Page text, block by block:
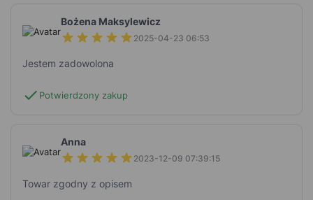
Bożena Maksylewicz
2025-04-23 06:53
Jestem zadowolona
check Potwierdzony zakup
Anna
2023-12-09 07:39:15
Towar zgodny z opisem